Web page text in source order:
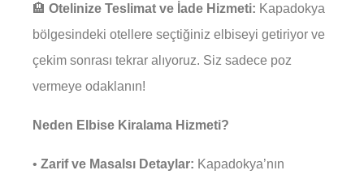
🏨 Otelinize Teslimat ve İade Hizmeti: Kapadokya
bölgesindeki otellere seçtiğiniz elbiseyi getiriyor ve
çekim sonrası tekrar alıyoruz. Siz sadece poz
vermeye odaklanın!
Neden Elbise Kiralama Hizmeti?
• Zarif ve Masalsı Detaylar: Kapadokya’nın